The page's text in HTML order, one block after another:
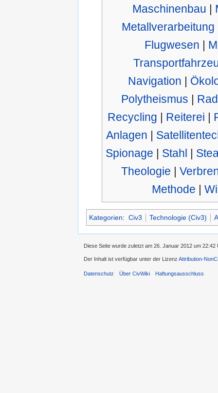
Maschinenbau |
Metallverarbeitung
Flugwesen |
Navigation |
Polytheismus | Rad
Recycling | Reiterei |
Anlagen |
Spionage | Stahl |
Theologie |
Methode |
Kategorien: Civ3 Technologie (Civ3)
Diese Seite wurde zuletzt am 26. Januar 2012 um 22:42
Der Inhalt ist verfügbar unter der Lizenz Attribution-
Datenschutz Über CivWiki Haftungsausschluss